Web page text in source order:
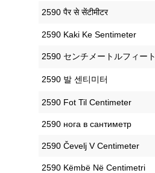
‎2590 पैर से सेंटीमीटर
‎2590 Kaki Ke Sentimeter
‎2590 センチメートルフィート
‎2590 발 센티미터
‎2590 Fot Til Centimeter
‎2590 нога в сантиметр
‎2590 Čevelj V Centimeter
‎2590 Këmbë Në Centimetri